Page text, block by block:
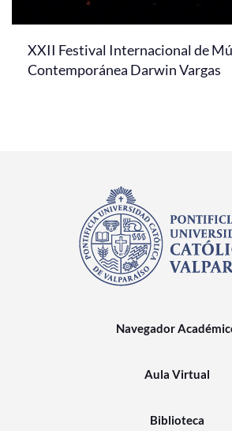
XXII Festival Internacional de
Contemporánea Darwin Vargas
Navegador
Aula Virtual
Biblioteca